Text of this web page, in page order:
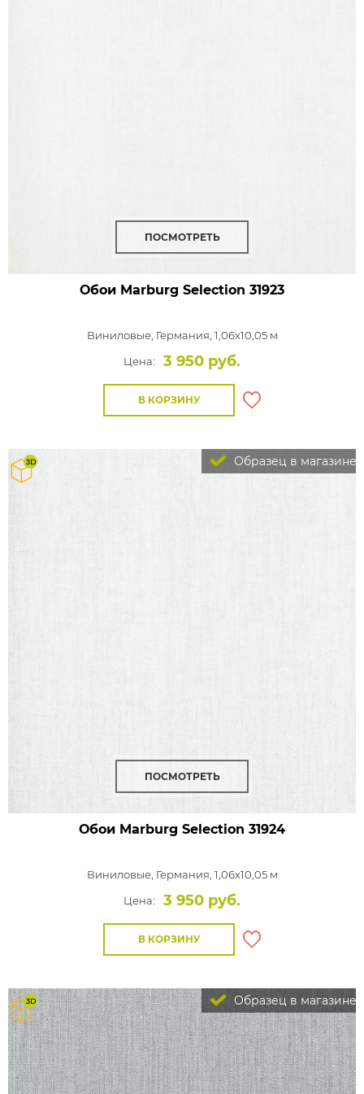
ПОСМОТРЕТЬ
Обои Marburg Selection 31923
Виниловые, Германия, 1,06x10,05 м
Цена:
3 950 руб.
В КОРЗИНУ
Образец в магазине
ПОСМОТРЕТЬ
Обои Marburg Selection 31924
Виниловые, Германия, 1,06x10,05 м
Цена:
3 950 руб.
В КОРЗИНУ
Образец в магазине